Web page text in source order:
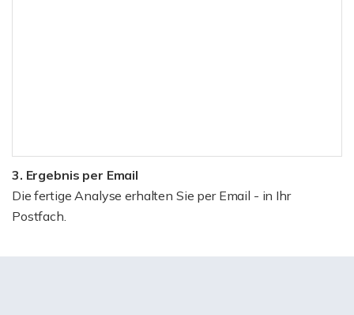
3. Ergebnis per Email
Die fertige Analyse erhalten Sie per Email - in Ihr
Postfach.